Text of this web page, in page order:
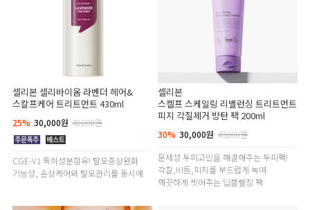
셀리본 셀리바이옴 라벤더 헤어&
스칼프케어 트리트먼트 430ml
25% 30,000원 40,000원
CGE-V1 특허성분함유! 탈모증상완화
기능성, 손상케어와 탈모관리를 동시에
셀리본
스켈프 스케일링 리밸런싱 트리트먼트
피지 각질제거 방탄 팩 200ml
30% 30,000원 43,000원
문제성 두피고민을 해결해주는 두피팩!
각질,비듬,피지를 부드럽게 녹여
깨끗하게 씻어주는 딥클렐징 팩